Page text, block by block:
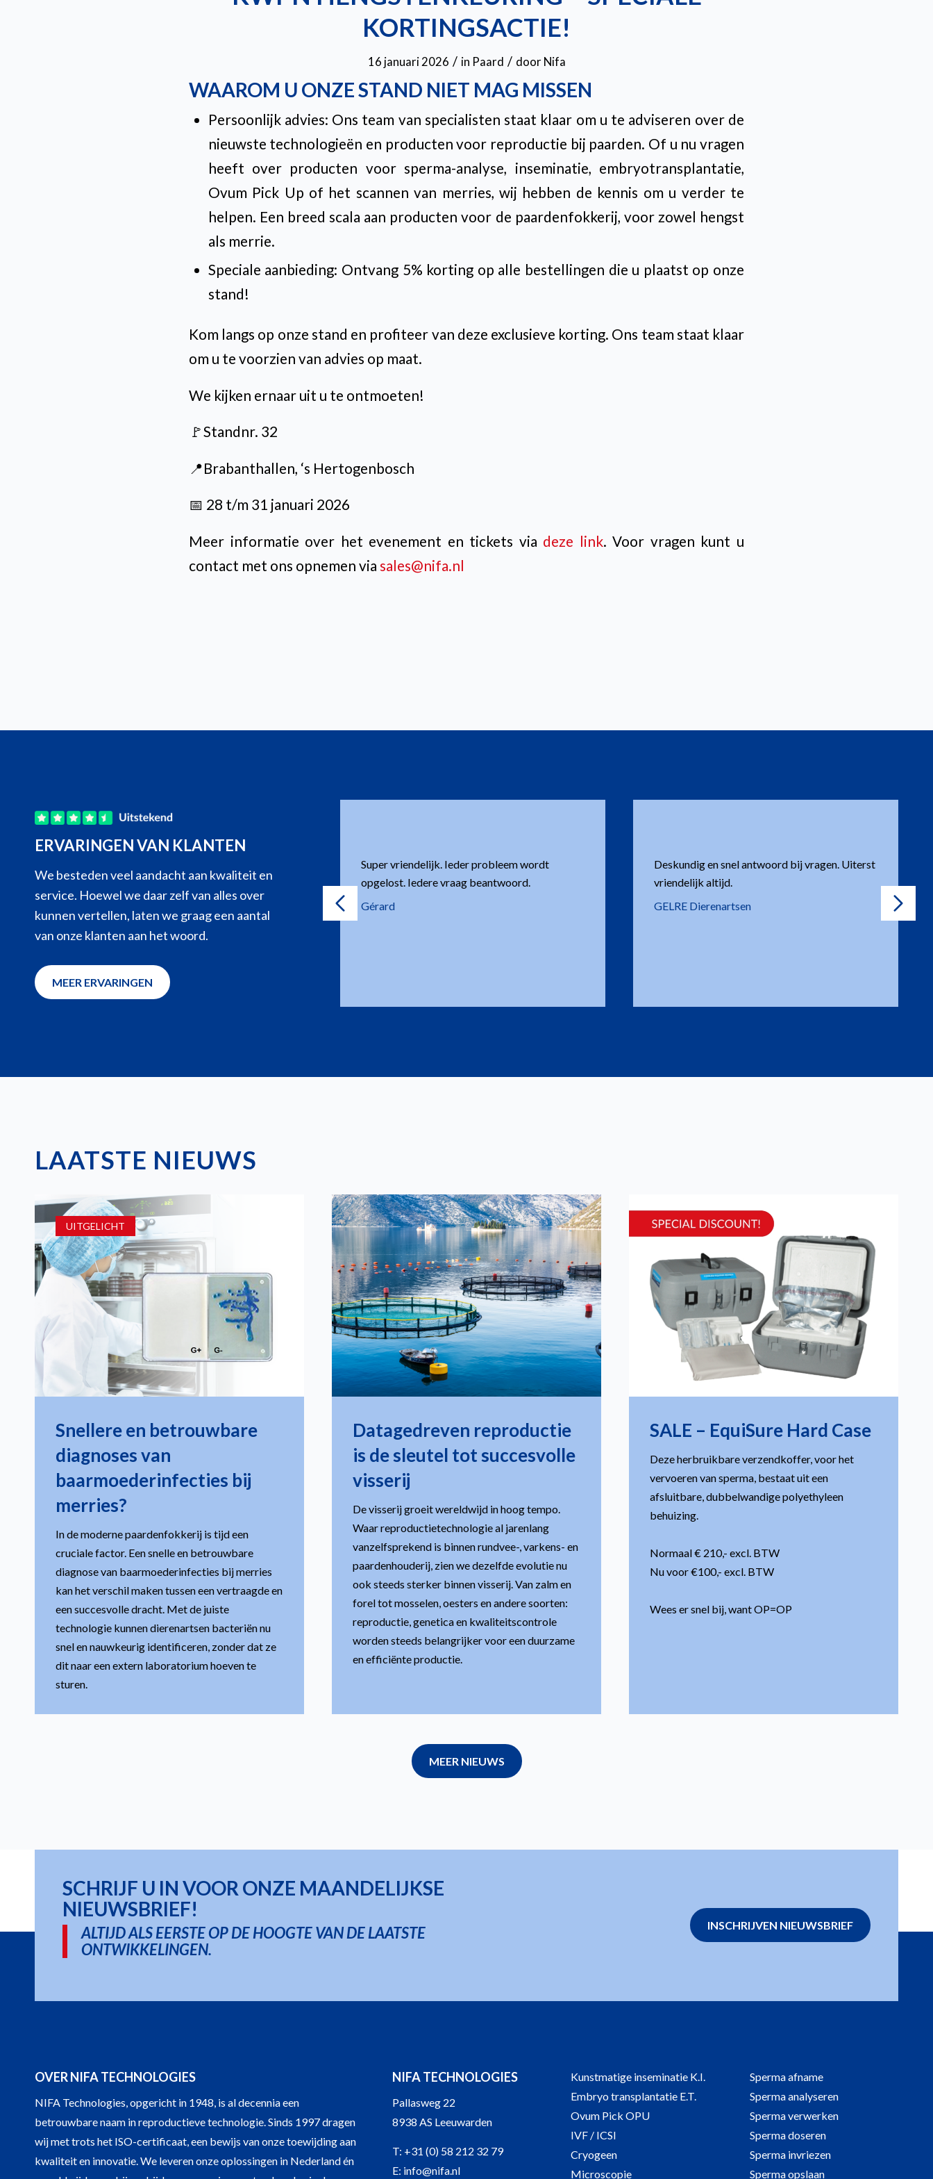
KORTINGSACTIE!
16 januari 2026 / in Paard / doorNifa
WAAROM U ONZE STAND NIET MAG MISSEN
Persoonlijk advies: Ons team van specialisten staat klaar om u te adviseren over de
nieuwste technologieën en producten voor reproductie bij paarden. Of u nu vragen
heeft over producten voor sperma-analyse, inseminatie, embryotransplantatie,
Ovum Pick Up of het scannen van merries, wij hebben de kennis om u verder te
helpen. Een breed scala aan producten voor de paardenfokkerij, voor zowel hengst
als merrie.
Speciale aanbieding: Ontvang 5% korting op alle bestellingen die u plaatst op onze
stand!
Kom langs op onze stand en profiteer van deze exclusieve korting. Ons team staat klaar
om u te voorzien van advies op maat.
We kijken ernaar uit u te ontmoeten!
🚩Standnr. 32
📍Brabanthallen, ‘s Hertogenbosch
📅 28 t/m 31 januari 2026
Meer informatie over het evenement en tickets via deze link. Voor vragen kunt u
contact met ons opnemen via sales@nifa.nl
ERVARINGEN VAN KLANTEN
We besteden veel aandacht aan kwaliteit en
service. Hoewel we daar zelf van alles over
kunnen vertellen, laten we graag een aantal
van onze klanten aan het woord.
MEER ERVARINGEN
opgelost. Iedere vraag beantwoord.
Deskundig en snel antwoord bij vragen. Uiterst
vriendelijk altijd.
GELRE Dierenartsen
Bestellingen worden altijd snel geleverd.
K&L stables
LAATSTE NIEUWS
UITGELICHT
Snellere en betrouwbare
diagnoses van
baarmoederinfecties bij
merries?
In de moderne paardenfokkerij is tijd een
cruciale factor. Een snelle en betrouwbare
diagnose van baarmoederinfecties bij merries
kan het verschil maken tussen een vertraagde en
een succesvolle dracht. Met de juiste
technologie kunnen dierenartsen bacteriën nu
snel en nauwkeurig identificeren, zonder dat ze
dit naar een extern laboratorium hoeven te
sturen.
Datagedreven reproductie
is de sleutel tot succesvolle
visserij
De visserij groeit wereldwijd in hoog tempo.
Waar reproductietechnologie al jarenlang
vanzelfsprekend is binnen rundvee-, varkens- en
paardenhouderij, zien we dezelfde evolutie nu
ook steeds sterker binnen visserij. Van zalm en
forel tot mosselen, oesters en andere soorten:
reproductie, genetica en kwaliteitscontrole
worden steeds belangrijker voor een duurzame
en efficiënte productie.
SALE – EquiSure Hard Case
Deze herbruikbare verzendkoffer, voor het
vervoeren van sperma, bestaat uit een
afsluitbare, dubbelwandige polyethyleen
behuizing.
Normaal € 210,- excl. BTW
Nu voor €100,- excl. BTW
Wees er snel bij, want OP=OP
MEER NIEUWS
SCHRIJF U IN VOOR ONZE MAANDELIJKSE
NIEUWSBRIEF!
ALTIJD ALS EERSTE OP DE HOOGTE VAN DE LAATSTE
ONTWIKKELINGEN.
INSCHRIJVEN NIEUWSBRIEF
OVER NIFA TECHNOLOGIES
NIFA Technologies, opgericht in 1948, is al decennia een
betrouwbare naam in reproductieve technologie. Sinds 1997 dragen
wij met trots het ISO-certificaat, een bewijs van onze toewijding aan
kwaliteit en innovatie. We leveren onze oplossingen in Nederland én
NIFA TECHNOLOGIES
Pallasweg 22
8938 AS Leeuwarden
T: +31 (0) 58 212 32 79
E: info@nifa.nl
Kunstmatige inseminatie K.I.
Embryo transplantatie E.T.
Ovum Pick OPU
IVF / ICSI
Cryogeen
Microscopie
Sperma afname
Sperma analyseren
Sperma verwerken
Sperma doseren
Sperma invriezen
Sperma opslaan